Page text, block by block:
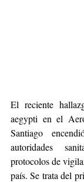
El reciente
aegypti en el
Santiago
autoridades
protocolos de
país. Se trata del